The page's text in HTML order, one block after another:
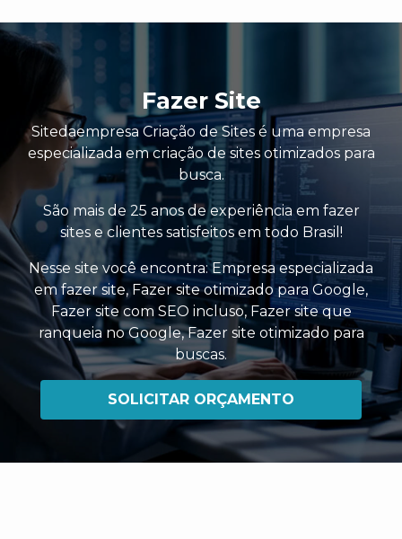
Fazer Site
Sitedaempresa Criação de Sites é uma empresa
especializada em criação de sites otimizados para
busca.
São mais de 25 anos de experiência em fazer
sites e clientes satisfeitos em todo Brasil!
Nesse site você encontra:Empresa especializada
em fazer site,Fazer site otimizado para Google,
Fazer site com SEO incluso, Fazer site que
ranqueia no Google,Fazer site otimizado para
buscas.
SOLICITAR ORÇAMENTO